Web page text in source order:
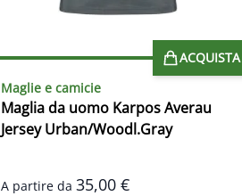
ACQUISTA
Maglie e camicie
Maglia da uomo Karpos Averau
Jersey Urban/Woodl.Gray
A partire da 35,00 €